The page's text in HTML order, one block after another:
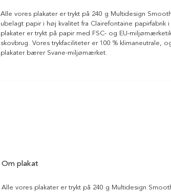
Alle vores plakater er trykt på 240 g Multidesign
ubelagt papir i høj kvalitet fra Clairefontaine papirfabrik
plakater er trykt på papir med FSC- og EU-
skovbrug. Vores trykfaciliteter er 100 % klimaneutrale,
plakater bærer Svane-miljømærket.
Om plakat
Alle vores plakater er trykt på 240 g Multidesign